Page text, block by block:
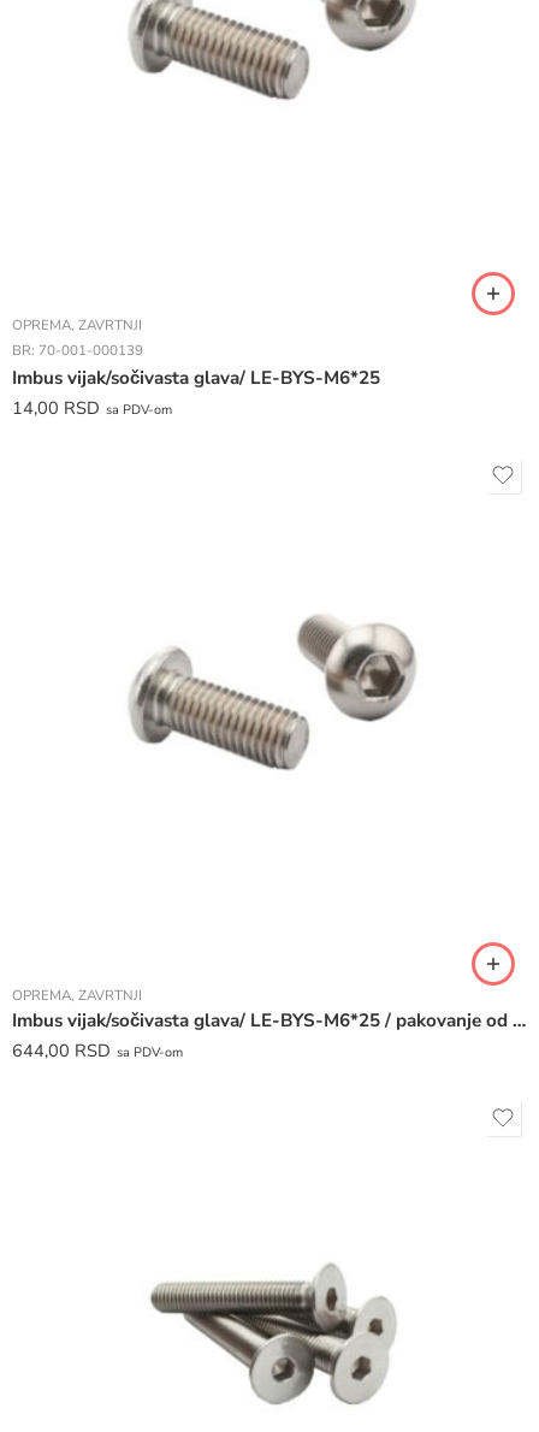
OPREMA, ZAVRTNJI
BR: 70-001-000139
Imbus vijak/sočivasta glava/ LE-BYS-M6*25
14,00 RSD sa PDV-om
OPREMA, ZAVRTNJI
Imbus vijak/sočivasta glava/ LE-BYS-M6*25 / pakovanje od 50 komada /
644,00 RSD sa PDV-om